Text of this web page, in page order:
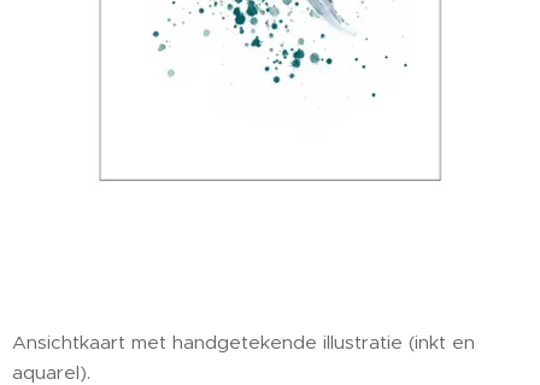
Ansichtkaart met handgetekende illustratie (inkt en
aquarel).